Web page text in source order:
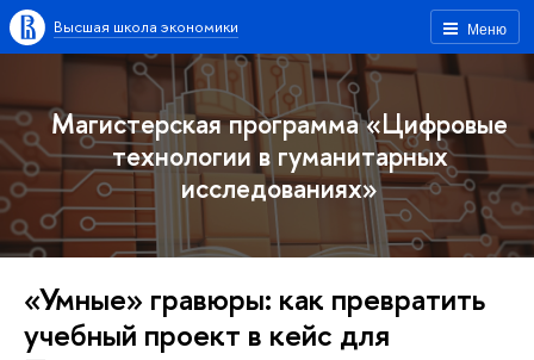
Меню
Высшая школа экономики
Магистерская программа «Цифровые
технологии в гуманитарных
исследованиях»
«Умные» гравюры: как превратить
учебный проект в кейс для